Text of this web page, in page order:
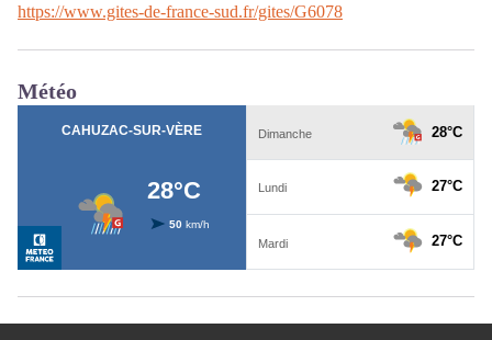
https://www.gites-de-france-sud.fr/gites/G6078
Météo